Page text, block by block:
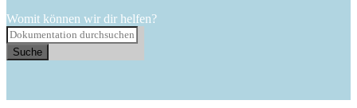
Womit können wir dir helfen?
Suche